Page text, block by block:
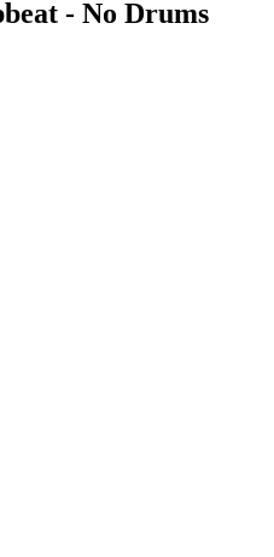
- No Drums